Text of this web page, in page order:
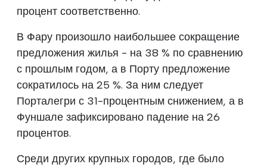
процент соответственно.
В Фару произошло наибольшее сокращение
предложения жилья - на 38 % по сравнению
с прошлым годом, а в Порту предложение
сократилось на 25 %. За ним следует
Порталегри с 31-процентным снижением, а в
Фуншале зафиксировано падение на 26
процентов.
Среди других крупных городов, где было